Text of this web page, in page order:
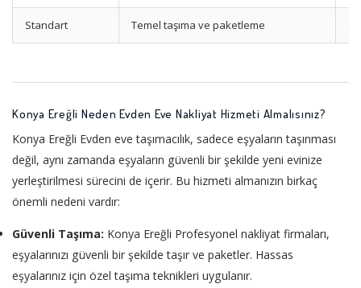
Standart Temel taşıma ve paketleme
Konya Ereğli Neden Evden Eve Nakliyat Hizmeti Almalısınız?
Konya Ereğli Evden eve taşımacılık, sadece eşyaların taşınması
değil, aynı zamanda eşyaların güvenli bir şekilde yeni evinize
yerleştirilmesi sürecini de içerir. Bu hizmeti almanızın birkaç
önemli nedeni vardır:
Güvenli Taşıma: Konya Ereğli Profesyonel nakliyat firmaları,
eşyalarınızı güvenli bir şekilde taşır ve paketler. Hassas
eşyalarınız için özel taşıma teknikleri uygulanır.